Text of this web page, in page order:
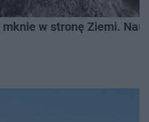
w stronę Ziemi.